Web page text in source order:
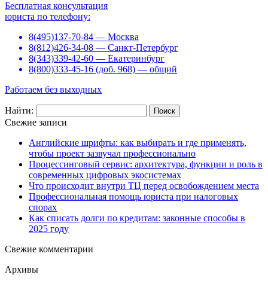
Бесплатная консультация
юриста по телефону:
8(495)137-70-84 — Москва
8(812)426-34-08 — Санкт-Петербург
8(343)339-42-60 — Екатеринбург
8(800)333-45-16 (доб. 968) — общий
Работаем без выходных
Найти:
Свежие записи
Английские шрифты: как выбирать и где применять,
чтобы проект зазвучал профессионально
Процессинговый сервис: архитектура, функции и роль в
современных цифровых экосистемах
Что происходит внутри ТЦ перед освобождением места
Профессиональная помощь юриста при налоговых
спорах
Как списать долги по кредитам: законные способы в
2025 году
Свежие комментарии
Архивы